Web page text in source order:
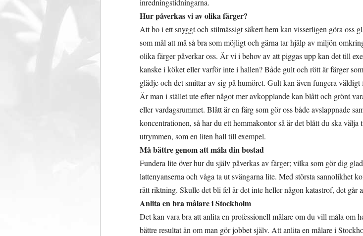
inredningstidningarna.
Hur påverkas vi av olika färger?
Att bo i ett snyggt och stilmässigt säkert hem kan visserligen göra oss
som mål att må så bra som möjligt och gärna tar hjälp av miljön
olika färger påverkar oss. Är vi i behov av att piggas upp kan det till
kanske i köket eller varför inte i hallen? Både gult och rött är färger
glädje och det smittar av sig på humöret. Gult kan även fungera
Är man i stället ute efter något mer avkopplande kan blått och grönt
eller vardagsrummet. Blått är en färg som gör oss både avslappnade
koncentrationen, så har du ett hemmakontor så är det blått du ska
utrymmen, som en liten hall till exempel.
Må bättre genom att måla din bostad
Fundera lite över hur du själv påverkas av färger; vilka som gör dig
lattenyanserna och våga ta ut svängarna lite. Med största sannolikhet
rätt riktning. Skulle det bli fel är det inte heller någon katastrof, det går
Anlita en bra målare i Stockholm
Det kan vara bra att anlita en professionell målare om du vill måla om
bättre resultat än om man gör jobbet själv. Att anlita en målare i